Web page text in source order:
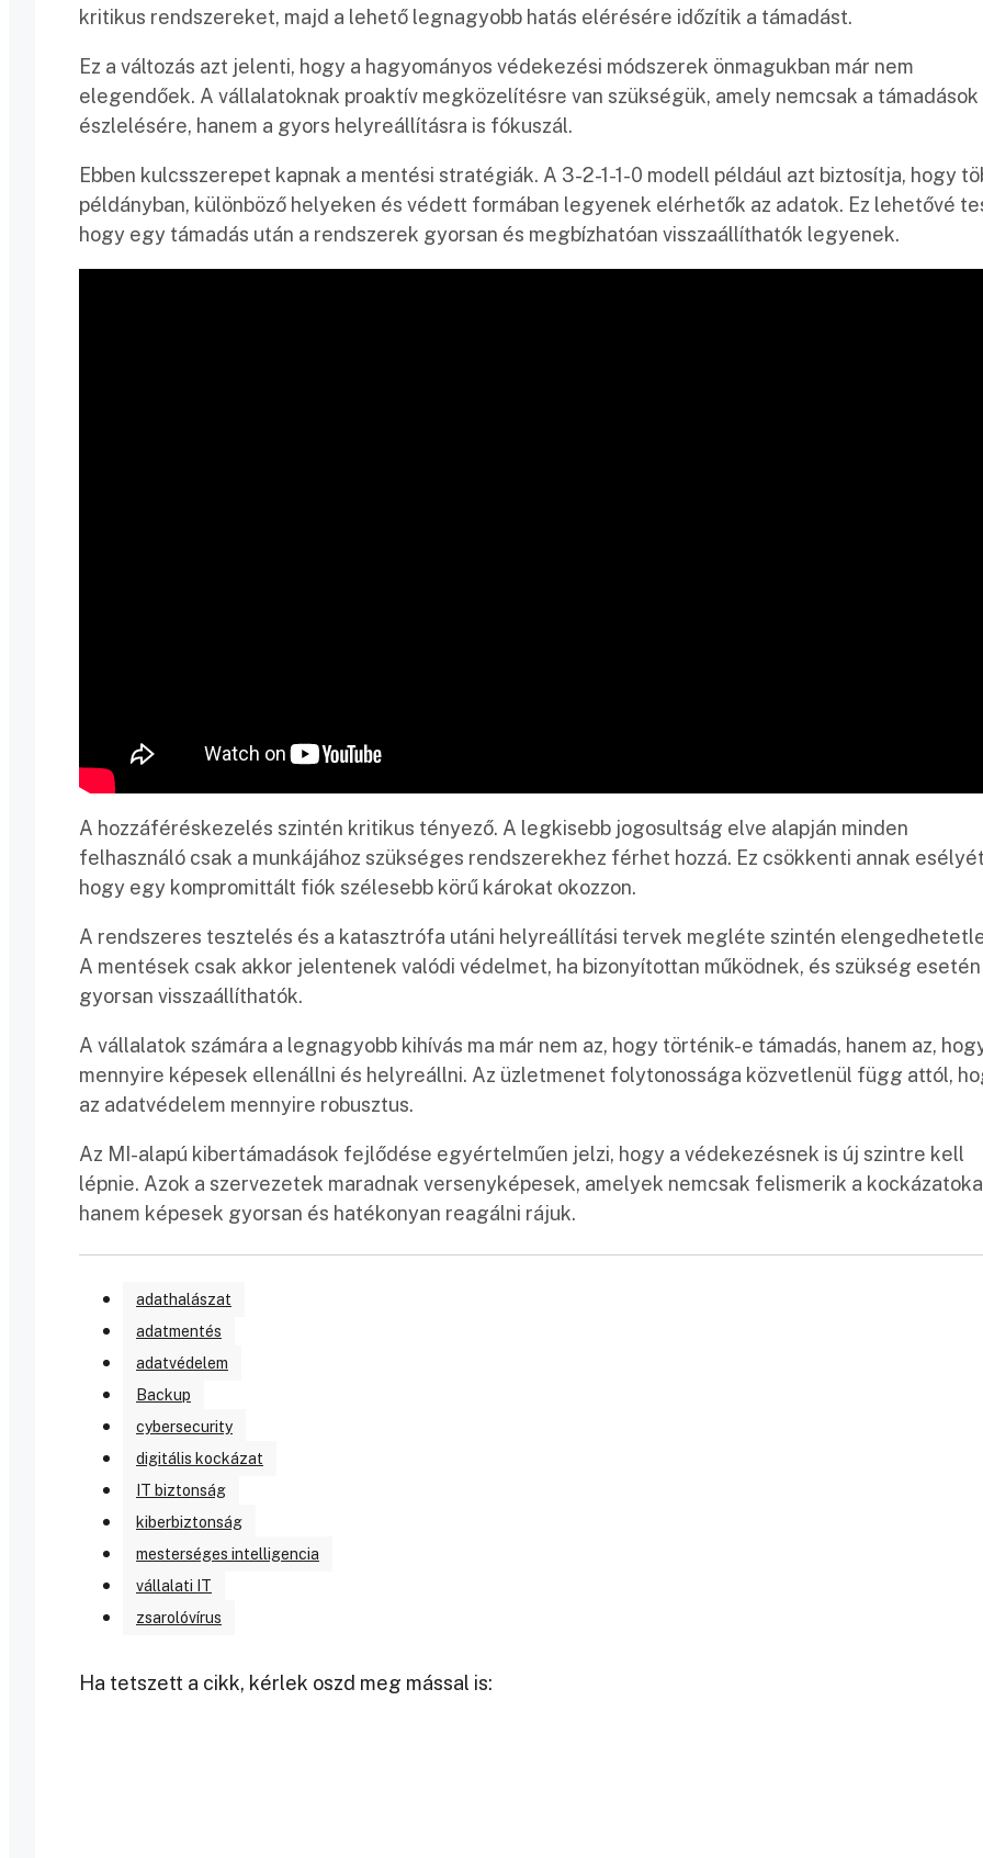
kritikus rendszereket, majd a lehető legnagyobb hatás elérésére időzítik a támadást.
Ez a változás azt jelenti, hogy a hagyományos védekezési módszerek önmagukban már nem
elegendőek. A vállalatoknak proaktív megközelítésre van szükségük, amely nemcsak a támadások
észlelésére, hanem a gyors helyreállításra is fókuszál.
Ebben kulcsszerepet kapnak a mentési stratégiák. A 3-2-1-1-0 modell például azt biztosítja, hogy
példányban, különböző helyeken és védett formában legyenek elérhetők az adatok. Ez lehetővé
hogy egy támadás után a rendszerek gyorsan és megbízhatóan visszaállíthatók legyenek.
A hozzáféréskezelés szintén kritikus tényező. A legkisebb jogosultság elve alapján minden
felhasználó csak a munkájához szükséges rendszerekhez férhet hozzá. Ez csökkenti annak
hogy egy kompromittált fiók szélesebb körű károkat okozzon.
A rendszeres tesztelés és a katasztrófa utáni helyreállítási tervek megléte szintén
A mentések csak akkor jelentenek valódi védelmet, ha bizonyítottan működnek, és szükség esetén
gyorsan visszaállíthatók.
A vállalatok számára a legnagyobb kihívás ma már nem az, hogy történik-e támadás, hanem az,
mennyire képesek ellenállni és helyreállni. Az üzletmenet folytonossága közvetlenül függ attól,
az adatvédelem mennyire robusztus.
Az MI-alapú kibertámadások fejlődése egyértelműen jelzi, hogy a védekezésnek is új szintre kell
lépnie. Azok a szervezetek maradnak versenyképesek, amelyek nemcsak felismerik a
hanem képesek gyorsan és hatékonyan reagálni rájuk.
adathalászat
adatmentés
adatvédelem
Backup
cybersecurity
digitális kockázat
IT biztonság
kiberbiztonság
mesterséges intelligencia
vállalati IT
zsarolóvírus
Ha tetszett a cikk, kérlek oszd meg mással is: